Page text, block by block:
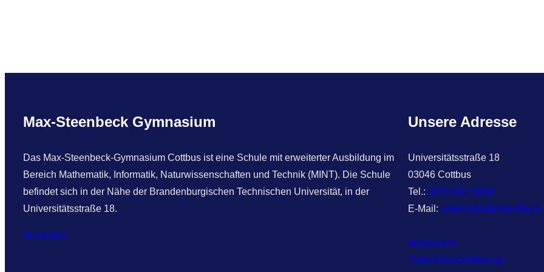
Max-Steenbeck Gymnasium
Das Max-Steenbeck-Gymnasium Cottbus ist eine Schule mit erweiterter Ausbildung im
Bereich Mathematik, Informatik, Naturwissenschaften und Technik (MINT). Die Schule
befindet sich in der Nähe der Brandenburgischen Technischen Universität, in der
Universitätsstraße 18.
Anmelden
Unsere Adresse
Universitätsstraße 18
03046 Cottbus
Tel.: 0355 612 1600
E-Mail:
Impressum
Datenschutzerklärung